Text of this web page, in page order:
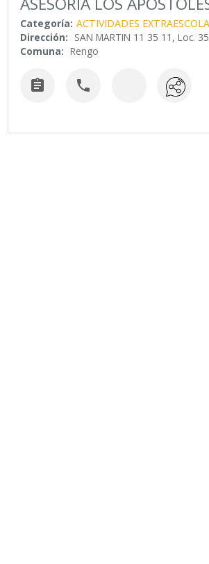
Categoría: ACTIVIDADES
Dirección: SAN MARTIN 11 35 11, Loc. 35
Comuna: Rengo
 